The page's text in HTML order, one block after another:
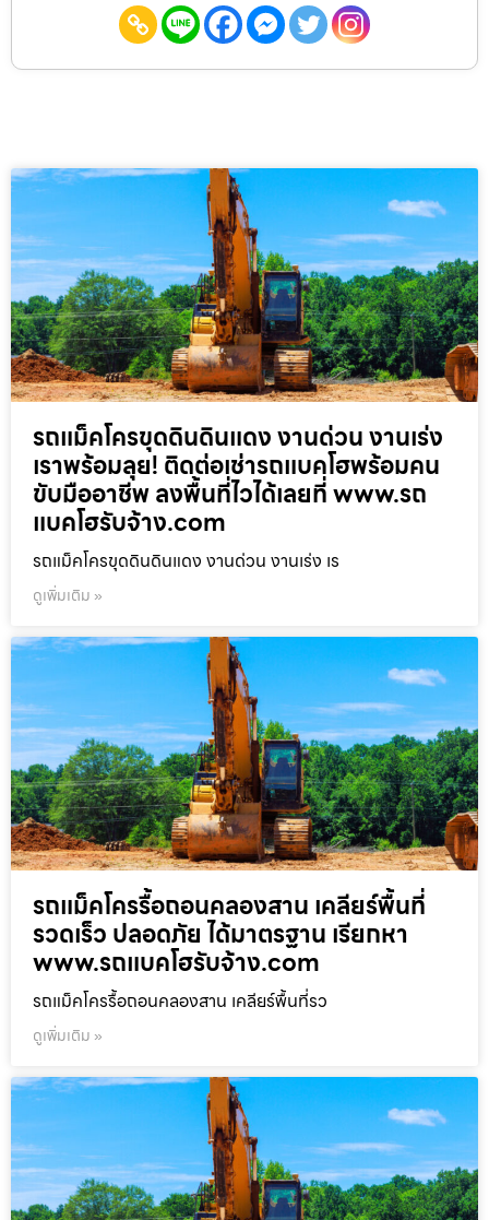
รถแม็คโครขุดดินดินแดง งานด่วน งานเร่ง
เราพร้อมลุย! ติดต่อเช่ารถแบคโฮพร้อมคน
ขับมืออาชีพ ลงพื้นที่ไวได้เลยที่ www.รถ
แบคโฮรับจ้าง.com
รถแม็คโครขุดดินดินแดง งานด่วน งานเร่ง เร
ดูเพิ่มเติม »
รถแม็คโครรื้อถอนคลองสาน เคลียร์พื้นที่
รวดเร็ว ปลอดภัย ได้มาตรฐาน เรียกหา
www.รถแบคโฮรับจ้าง.com
รถแม็คโครรื้อถอนคลองสาน เคลียร์พื้นที่รว
ดูเพิ่มเติม »